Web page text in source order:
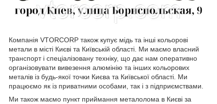
Компанія VTORCORP також купує мідь та інші кольорові
метали в місті Києві та Київській області. Ми маємо власний
транспорт і спеціалізовану техніку, що дає нам оперативно
організовувати вивезення алюмінію та інших кольорових
металів із будь-якої точки Києва та Київської області. Ми
працюємо як із приватними особами, так і з підприємствами.
Ми також маємо пункт приймання металолома в Києві за